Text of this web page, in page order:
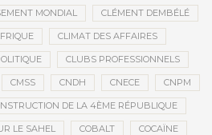
MONDIAL CLÉMENT DEMBÉLÉ
CLIMAT DES AFFAIRES
CLUBS PROFESSIONNELS
CMSS CNDH CNECE CNPM
DE LA 4ÈME RÉPUBLIQUE
LE SAHEL COBALT COCAÏNE